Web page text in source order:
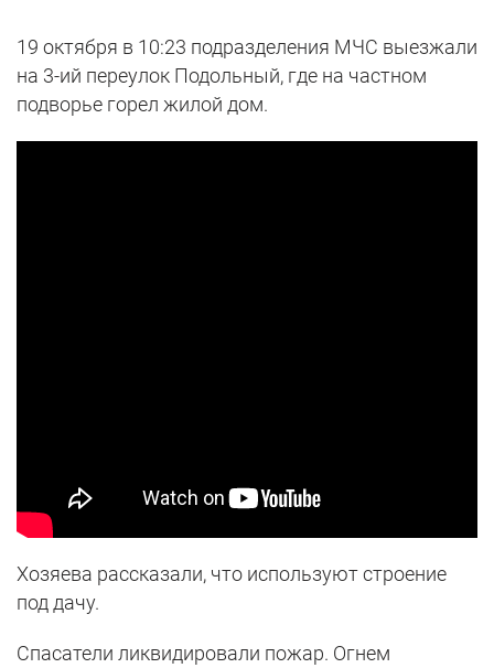
19 октября в 10:23 подразделения МЧС выезжали
на 3-ий переулок Подольный, где на частном
подворье горел жилой дом.
Хозяева рассказали, что используют строение
под дачу.
Спасатели ликвидировали пожар. Огнем